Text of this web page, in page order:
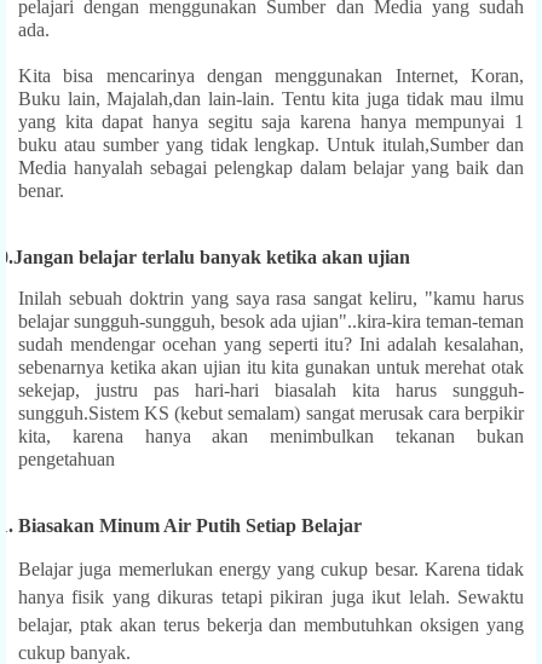
pelajari dengan menggunakan Sumber dan Media yang sudah
ada.
Kita bisa mencarinya dengan menggunakan Internet, Koran,
Buku lain, Majalah,dan lain-lain. Tentu kita juga tidak mau ilmu
yang kita dapat hanya segitu saja karena hanya mempunyai 1
buku atau sumber yang tidak lengkap. Untuk itulah,Sumber dan
Media hanyalah sebagai pelengkap dalam belajar yang baik dan
benar.
Jangan belajar terlalu banyak ketika akan ujian
Inilah sebuah doktrin yang saya rasa sangat keliru, "kamu harus
belajar sungguh-sungguh, besok ada ujian"..kira-kira teman-teman
sudah mendengar ocehan yang seperti itu? Ini adalah kesalahan,
sebenarnya ketika akan ujian itu kita gunakan untuk merehat otak
sekejap, justru pas hari-hari biasalah kita harus sungguh-
sungguh.Sistem KS (kebut semalam) sangat merusak cara berpikir
kita, karena hanya akan menimbulkan tekanan bukan
pengetahuan
Biasakan Minum Air Putih Setiap Belajar
Belajar juga memerlukan energy yang cukup besar. Karena tidak
hanya fisik yang dikuras tetapi pikiran juga ikut lelah. Sewaktu
belajar, ptak akan terus bekerja dan membutuhkan oksigen yang
cukup banyak.